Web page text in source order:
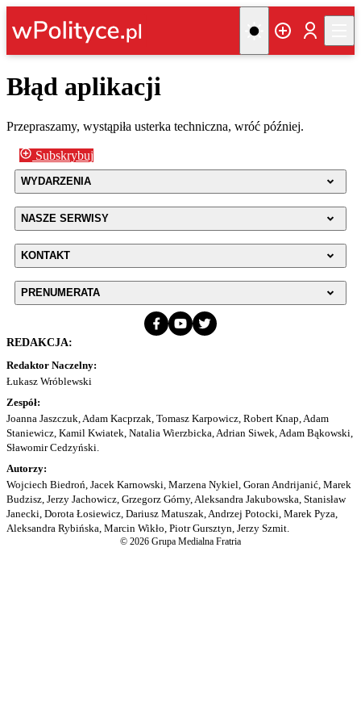
Błąd aplikacji
Przepraszamy, wystąpiła usterka techniczna, wróć później.
Subskrybuj
WYDARZENIA
NASZE SERWISY
KONTAKT
PRENUMERATA
REDAKCJA:
Redaktor Naczelny:
Łukasz Wróblewski
Zespół:
Joanna Jaszczuk, Adam Kacprzak, Tomasz Karpowicz, Robert Knap, Adam
Staniewicz, Kamil Kwiatek, Natalia Wierzbicka, Adrian Siwek, Adam Bąkowski,
Sławomir Cedzyński.
Autorzy:
Wojciech Biedroń, Jacek Karnowski, Marzena Nykiel, Goran Andrijanić, Marek
Budzisz, Jerzy Jachowicz, Grzegorz Górny, Aleksandra Jakubowska, Stanisław
Janecki, Dorota Łosiewicz, Dariusz Matuszak, Andrzej Potocki, Marek Pyza,
Aleksandra Rybińska, Marcin Wikło, Piotr Gursztyn, Jerzy Szmit.
© 2026 Grupa Medialna Fratria